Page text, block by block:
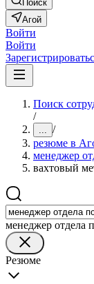
Поиск
Агой
Войти
Войти
Поиск
/
... /
резюме в
менеджер
вахтовый
менеджер отдела
Резюме